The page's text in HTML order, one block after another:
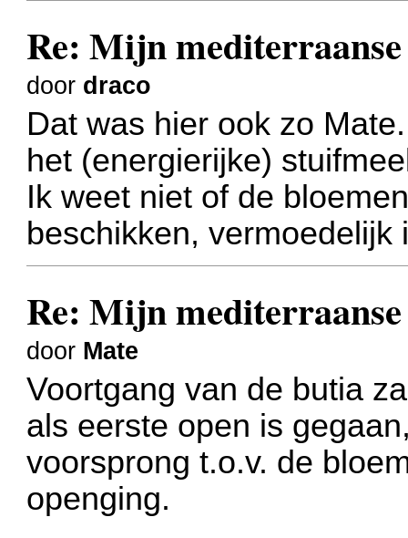
Re: Mijn
door draco
Dat was hier ook zo
het (energierijke)
Ik weet niet of de
beschikken,
Re: Mijn
door Mate
Voortgang van de butia
als eerste open is
voorsprong t.o.v. de
openging.